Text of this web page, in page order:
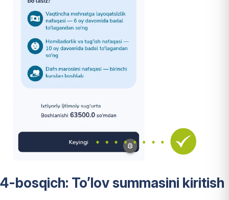
4-bosqich: To’lov summasini kiritish